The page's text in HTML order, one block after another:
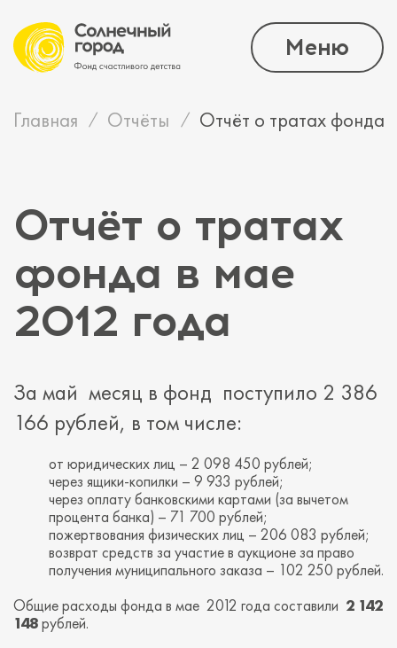
Меню
Главная Отчёты Отчёт о тратах фонда
Отчёт о тратах
фонда в мае
2012 года
За май месяц в фонд поступило 2 386
166 рублей, в том числе:
от юридических лиц – 2 098 450 рублей;
через ящики-копилки – 9 933 рублей;
через оплату банковскими картами (за вычетом
процента банка) – 71 700 рублей;
пожертвования физических лиц – 206 083 рублей;
возврат средств за участие в аукционе за право
получения муниципального заказа – 102 250 рублей.
Общие расходы фонда в мае 2012 года составили 2 142
148рублей.